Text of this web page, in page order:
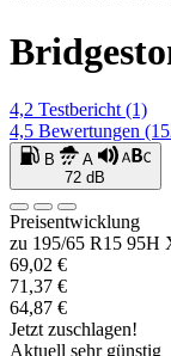
4,2 Testbericht (1)
4,5 Bewertungen
B
A
72 dB
Preisentwicklung
zu 195/65 R15 95H
69,02 €
71,37 €
64,87 €
Jetzt zuschlagen!
Aktuell sehr günstig